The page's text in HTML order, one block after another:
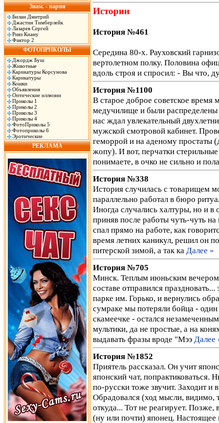
Знам. - парни
Билан Дмитрий
Джастин Тимберлейк
Лазарев Сергей
Ривз Киану
Фактор 2
ФОТОПРИКОЛЫ
Джордж Буш
Животные
Карикатуры Корсунова
Карикатуры
Кошки
Объявления
Оптические иллюзии
Приколы 1
Приколы 2
Приколы 3
Приколы 4
ФотоПриколы 5
Фотоприколы 6
Эротические
РЕКЛАМА
Истории
История №461
Середина 80-х. Рауховский
вертолетном полку. Половина
вдоль строя и спросил: - Вы что,
История №1100
В старое доброе советское
медучилище и были распределены
нас ждал увлекательный
мужской смотровой кабинет.
геморрой и на аденому простаты
жопу). И вот, перчатки
понимаете, в очко не сильно и
История №338
История случилась с товарищем
параллельно работал в бюро
Иногда случались халтуры, но и
приняв после работы чуть-чуть
спал прямо на работе, как
время летних каникул, решил он
питерской зимой, а так ка Далее »
История №705
Минск. Теплым июньским
составе отправился
парке им. Горько, и вернулись
сумраке мы потеряли бойца -
скамеечке - остался
мультики, да не простые, а на
выдавать фразы вроде "Мээ Далее
История №1852
Приятель рассказал. Он учит
японский чат, попрактиковаться.
по-русски тоже звучит. Заходит и
Обрадовался (ход мысли, видимо,
откуда... Тот не реагирует.
(ну или почти) японец.